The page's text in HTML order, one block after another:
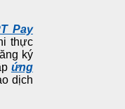
Pay
thực
ký
ứng
dịch